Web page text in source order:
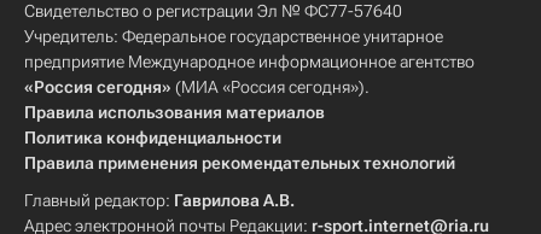
Свидетельство о регистрации Эл № ФС77-57640
Учредитель: Федеральное государственное унитарное
предприятие Международное информационное агентство
«Россия сегодня» (МИА «Россия сегодня»).
Правила использования материалов
Политика конфиденциальности
Правила применения рекомендательных технологий
Главный редактор: Гаврилова А.В.
Адрес электронной почты Редакции: r-sport.internet@ria.ru